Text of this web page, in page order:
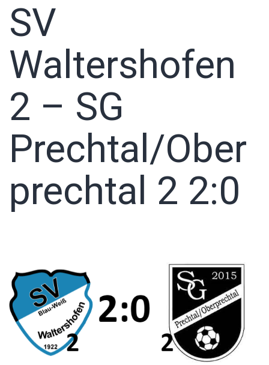
SV
Waltershofen
2 – SG
Prechtal/Ober
prechtal 2 2:0